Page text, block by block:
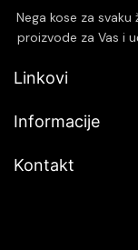
bez obzira na teksturu.
Nega kose za
proizvode za Vas i
Linkovi
Informacije
Kontakt